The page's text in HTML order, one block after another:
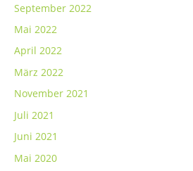
September 2022
Mai 2022
April 2022
März 2022
November 2021
Juli 2021
Juni 2021
Mai 2020